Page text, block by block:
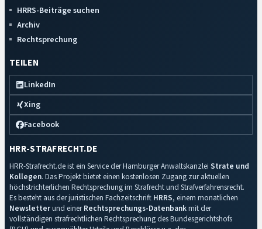
HRRS-Beiträge suchen
Archiv
Rechtsprechung
TEILEN
LinkedIn
Xing
Facebook
HRR-STRAFRECHT.DE
HRR-Strafrecht.de ist ein Service der Hamburger Anwaltskanzlei Strate und
Kollegen. Das Projekt bietet einen kostenlosen Zugang zur aktuellen
höchstrichterlichen Rechtsprechung im Strafrecht und Strafverfahrensrecht.
Es besteht aus der juristischen Fachzeitschrift HRRS, einem monatlichen
Newsletterund einerRechtsprechungs-Datenbankmit der
vollständigen strafrechtlichen Rechtsprechung des Bundesgerichtshofs